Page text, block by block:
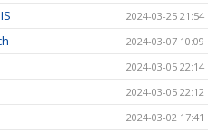
2024-03-25 21:54
2024-03-07 10:09
2024-03-05 22:14
2024-03-05 22:12
2024-03-02 17:41